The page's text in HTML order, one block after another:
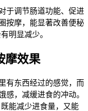
于调节肠道功能、促进
按摩，能显著改善便秘
明显减少。
摩效果
有东西经过的感觉，而
感，减缓进食的冲动。
能减少进食量，又能